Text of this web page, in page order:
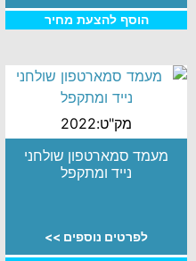
הוסף להצעת מחיר
מק"ט:2022
מעמד סמארטפון שולחני
נייד ומתקפל
לפרטים נוספים >>